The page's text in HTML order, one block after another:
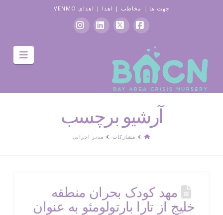
جهت ها | مخاطب | اهدا | اهدای VENMO
بوک
جهت
یابی
آرشیو برچسب
صفحهمشارکات مدیر اجرایی
مهد کودک بحران منطقه
خلیج از تارا بارتولومئو به عنوان